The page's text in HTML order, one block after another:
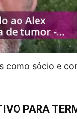
como sócio e
PARA